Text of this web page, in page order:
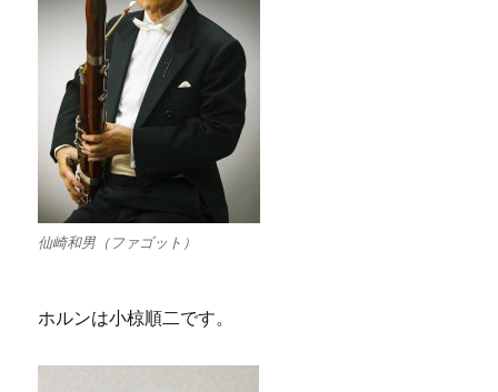
仙崎和男（ファゴット）
ホルンは小椋順二です。